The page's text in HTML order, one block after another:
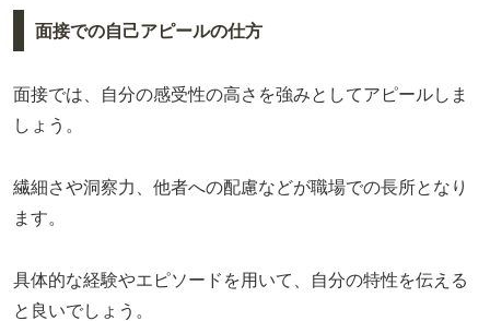
面接での自己アピールの仕方
面接では、自分の感受性の高さを強みとしてアピールしま
しょう。
繊細さや洞察力、他者への配慮などが職場での長所となり
ます。
具体的な経験やエピソードを用いて、自分の特性を伝える
と良いでしょう。